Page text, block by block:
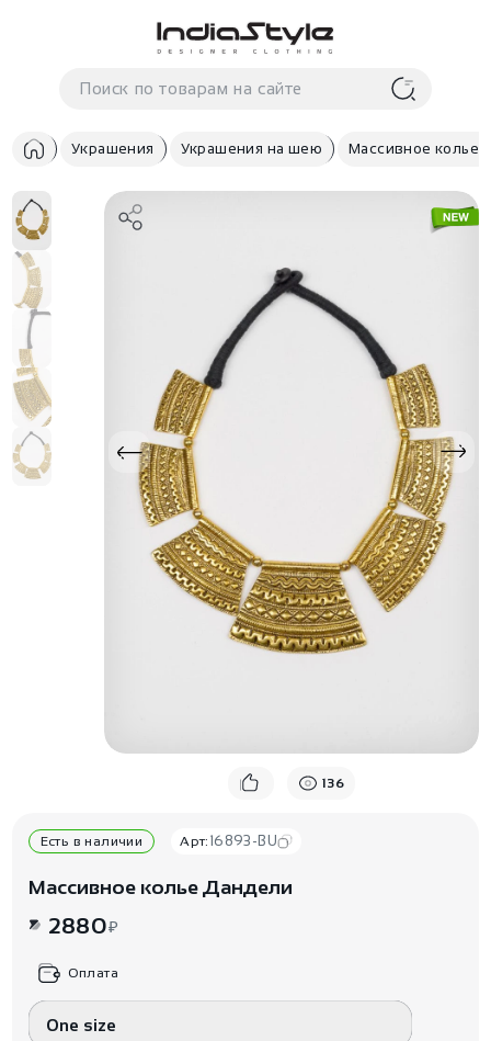
Корзина
В корзиненеттоваров
Корзина покупок пуста..
Украшения Украшения на шею Массивное колье
136
Есть в наличии Арт: 16893-BU
Массивное колье Дандели
2880₽
Оплата
One size